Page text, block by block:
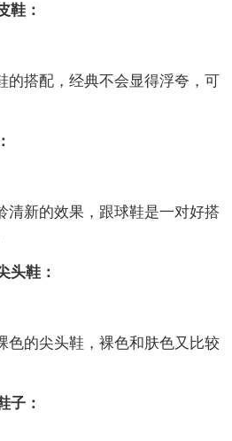
：
搭配，经典不会显得浮夸，可
新的效果，跟球鞋是一对好搭
鞋：
的尖头鞋，裸色和肤色又比较
：